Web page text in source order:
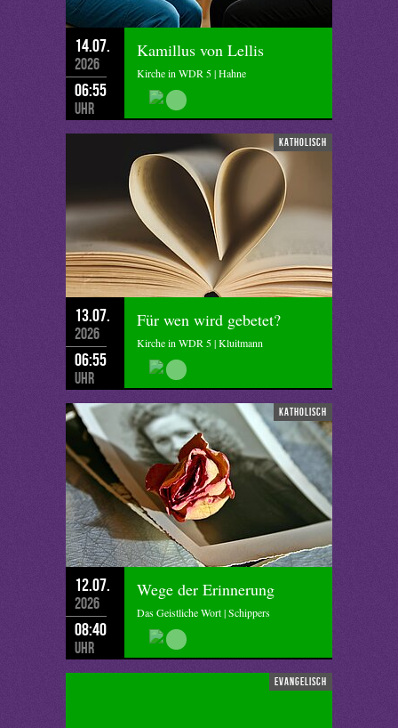
14.07.
2026
06:55
Uhr
Kamillus von Lellis
Kirche in WDR 5 | Hahne
katholisch
13.07.
2026
06:55
Uhr
Für wen wird gebetet?
Kirche in WDR 5 | Kluitmann
katholisch
12.07.
2026
08:40
Uhr
Wege der Erinnerung
Das Geistliche Wort | Schippers
evangelisch